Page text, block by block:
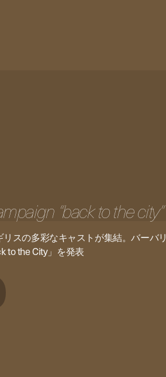
“back to the city”
スの多彩なキャストが集結。バーバリ
to the City」を発表